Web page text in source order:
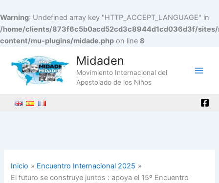
Warning: Undefined array key "HTTP_ACCEPT_LANGUAGE" in
/home/clients/873f6c5b0acd52cd3c8944d1cd036d3f/sites/
content/mu-plugins/midade.php on line 8
contenido
Midaden
Movimiento Internacional del
Apostolado de los Niños
Inicio
Encuentro Internacional 2025
El futuro se construye juntos : apoya el 15º Encuentro